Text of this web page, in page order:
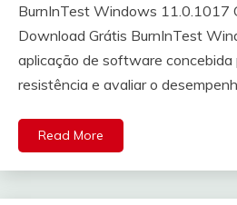
BurnInTest Windows 11.0.1017
Download Grátis BurnInTest
aplicação de software concebida
resistência e avaliar o
Read More